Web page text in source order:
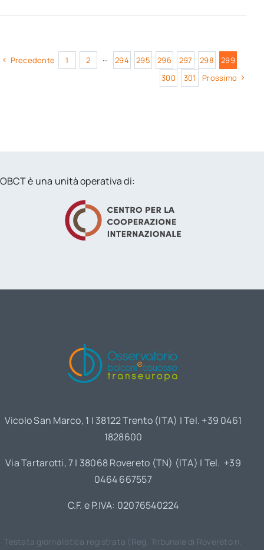
Precedente 1 2 ··· 294 295 296 297 298
299
300
301 Prossimo
OBCT è una unità operativa di:
Vicolo San Marco, 1 | 38122 Trento (ITA) | Tel. +39 0461
1828600
Via Tartarotti, 7 | 38068 Rovereto (TN) (ITA) | Tel. +39
0464 667557
C.F. e P.IVA: 02076540224
Testata giornalistica registrata (Reg. Tribunale di Rovereto n.